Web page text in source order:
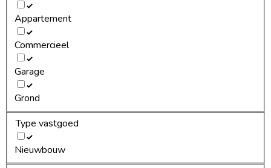
Appartement
Commercieel
Garage
Grond
Type vastgoed
Nieuwbouw